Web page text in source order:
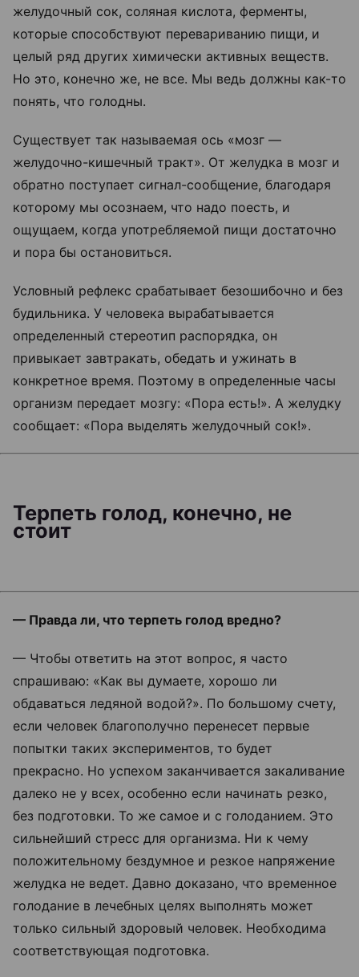
желудочный сок, соляная кислота, ферменты,
которые способствуют перевариванию пищи, и
целый ряд других химически активных веществ.
Но это, конечно же, не все. Мы ведь должны как-то
понять, что голодны.
Существует так называемая ось «мозг —
желудочно-кишечный тракт». От желудка в мозг и
обратно поступает сигнал-сообщение, благодаря
которому мы осознаем, что надо поесть, и
ощущаем, когда употребляемой пищи достаточно
и пора бы остановиться.
Условный рефлекс срабатывает безошибочно и без
будильника. У человека вырабатывается
определенный стереотип распорядка, он
привыкает завтракать, обедать и ужинать в
конкретное время. Поэтому в определенные часы
организм передает мозгу: «Пора есть!». А желудку
сообщает: «Пора выделять желудочный сок!».
Терпеть голод, конечно, не
стоит
— Правда ли, что терпеть голод вредно?
— Чтобы ответить на этот вопрос, я часто
спрашиваю: «Как вы думаете, хорошо ли
обдаваться ледяной водой?». По большому счету,
если человек благополучно перенесет первые
попытки таких экспериментов, то будет
прекрасно. Но успехом заканчивается закаливание
далеко не у всех, особенно если начинать резко,
без подготовки. То же самое и с голоданием. Это
сильнейший стресс для организма. Ни к чему
положительному бездумное и резкое напряжение
желудка не ведет. Давно доказано, что временное
голодание в лечебных целях выполнять может
только сильный здоровый человек. Необходима
соответствующая подготовка.